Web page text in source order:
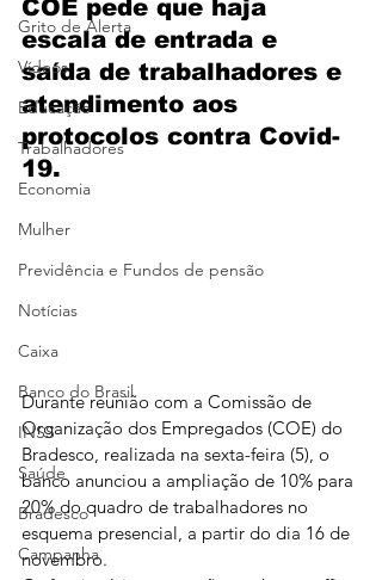
Grito de Alerta
Vídeos
Educação
Trabalhadores
Economia
Mulher
Previdência e Fundos de pensão
Notícias
Caixa
Banco do Brasil
INSS
Saúde
Bradesco
Campanha
COE pede que haja
escala de entrada e
saída de trabalhadores e
atendimento aos
protocolos contra Covid-
19.
Durante reunião com a Comissão de
Organização dos Empregados (COE) do
Bradesco, realizada na sexta-feira (5), o
banco anunciou a ampliação de 10% para
20% do quadro de trabalhadores no
esquema presencial, a partir do dia 16 de
novembro.